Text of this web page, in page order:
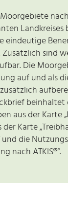
eindeutige
Zusätzlich sind
Die
auf und als
aus der Karte
Karte
und die
nach ATKIS®“.